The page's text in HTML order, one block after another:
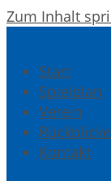
Zum Inhalt
Start
Spielplan
Verein
Rückblicke
Kontakt